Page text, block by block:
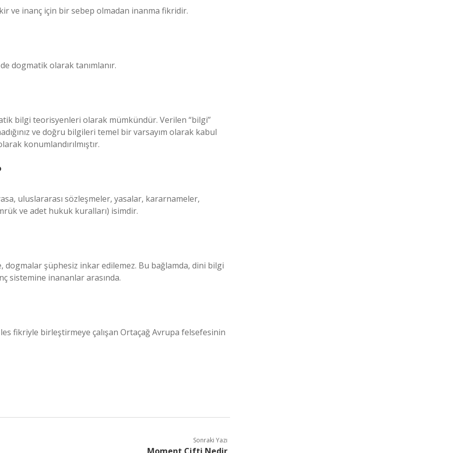
ve inanç için bir sebep olmadan inanma fikridir.
dogmatik olarak tanımlanır.
bilgi teorisyenleri olarak mümkündür. Verilen “bilgi”
ve doğru bilgileri temel bir varsayım olarak kabul
konumlandırılmıştır.
uluslararası sözleşmeler, yasalar, kararnameler,
ve adet hukuk kuralları) isimdir.
dogmalar şüphesiz inkar edilemez. Bu bağlamda, dini bilgi
sistemine inananlar arasında.
fikriyle birleştirmeye çalışan Ortaçağ Avrupa felsefesinin
Sonraki Yazı